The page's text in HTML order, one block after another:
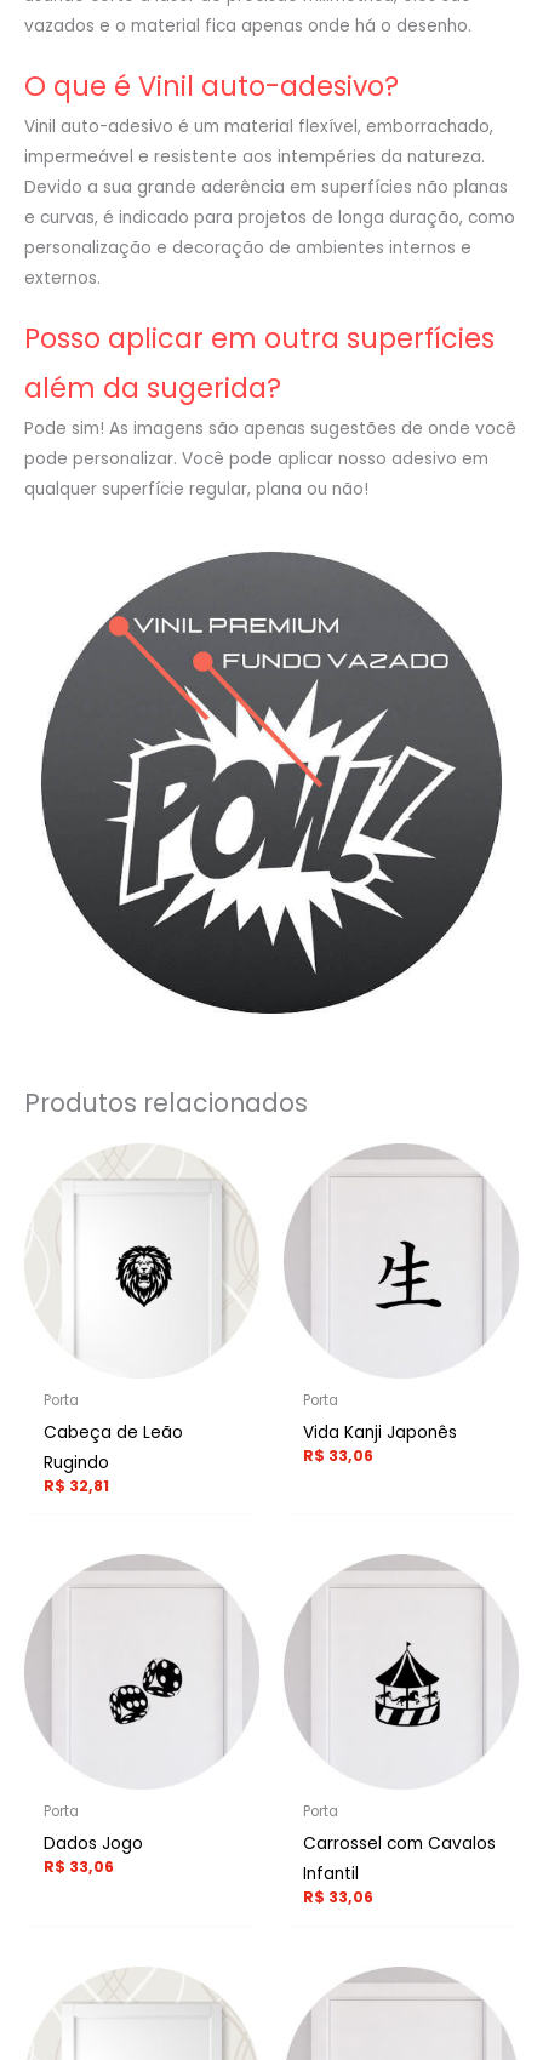
vazados e o material fica apenas onde há o desenho.
O que é Vinil auto-adesivo?
Vinil auto-adesivo é um material flexível, emborrachado,
impermeável e resistente aos intempéries da natureza.
Devido a sua grande aderência em superfícies não planas
e curvas, é indicado para projetos de longa duração, como
personalização e decoração de ambientes internos e
externos.
Posso aplicar em outra superfícies
além da sugerida?
Pode sim! As imagens são apenas sugestões de onde você
pode personalizar. Você pode aplicar nosso adesivo em
qualquer superfície regular, plana ou não!
Produtos relacionados
Porta
Cabeça de Leão
Rugindo
R$ 32,81
Porta
Vida Kanji Japonês
R$ 33,06
Porta
Dados Jogo
R$ 33,06
Porta
Carrossel com Cavalos
Infantil
R$ 33,06